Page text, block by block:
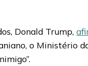
Donald Trump,
o Ministério